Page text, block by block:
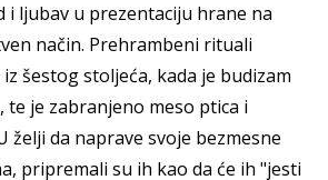
i ljubav u prezentaciju hrane na
način. Prehrambeni rituali
iz šestog stoljeća, kada je budizam
te je zabranjeno meso ptica i
želji da naprave svoje bezmesne
pripremali su ih kao da će ih "jesti